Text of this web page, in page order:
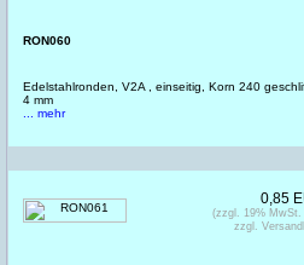
RON060
Edelstahlronden, V2A , einseitig, Korn 240
4 mm
... mehr
0,85
(zzgl. 19% MwSt.
zzgl.